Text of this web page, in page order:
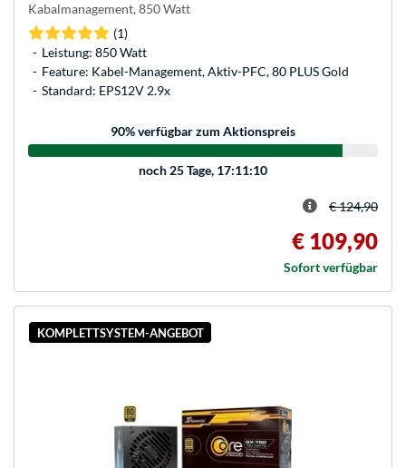
Kabalmanagement, 850 Watt
(1)
Leistung: 850 Watt
Feature: Kabel-Management, Aktiv-PFC, 80 PLUS Gold
Standard: EPS12V 2.9x
90% verfügbar zum Aktionspreis
noch 25 Tage, 17:11:10
€ 124,90
€ 109,90
Sofort verfügbar
KOMPLETTSYSTEM-ANGEBOT